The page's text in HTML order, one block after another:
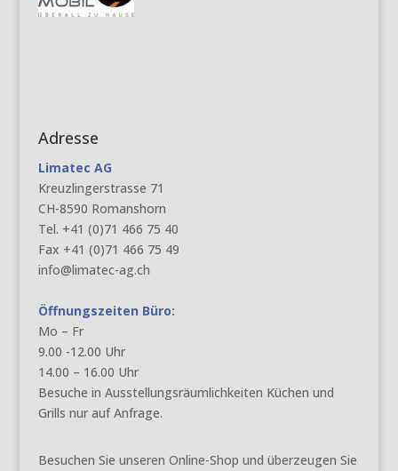
Adresse
Limatec AG
Kreuzlingerstrasse 71
CH-8590 Romanshorn
Tel. +41 (0)71 466 75 40
Fax +41 (0)71 466 75 49
info@limatec-ag.ch
Öffnungszeiten Büro:
Mo – Fr
9.00 -12.00 Uhr
14.00 – 16.00 Uhr
Besuche in Ausstellungsräumlichkeiten Küchen und
Grills nur auf Anfrage.
Besuchen Sie unseren Online-Shop und überzeugen Sie